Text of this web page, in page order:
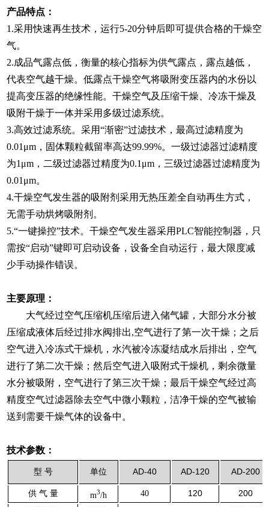
产品特点：
1.采用快速再生技术，运行5-20分钟后即可提供合格的干燥空
气。
2.成品气露点低，衡量的核心指标为供气露点，露点越低，
代表空气越干燥。低露点干燥空气将吸附变压器内的水份以
提高变压器的绝缘性能。干燥空气及压缩干燥、冷冻干燥及
吸附干燥于一体并采用多级过滤系统。
3.高效过滤系统。采用“渐密”过滤技术，最高过滤精度为
0.01μm，固体颗粒截留率高达99.99%。一级过滤器过滤精度
为1μm，二级过滤器过精度为0.1μm，三级过滤器过滤精度为
0.01μm。
4.干燥空气发生器的吸附剂采用无热压差全自动再生方式，
无需手动烘烤吸附剂。
5.“一键操控”技术。干燥空气发生器采用PLC智能控制器，只
需按“启动”键即可启动设备，设备全自动运行，最大限度减
少手动操作错误。
主要原理：
大气经过空气压缩机压缩后进入储气罐，大部分水分被
压缩成液体后经过排水阀排出,空气进行了第一次干燥；之后
空气进入冷冻式干燥机，水汽被冷冻凝结成水后排出，空气
进行了第二次干燥；然后空气进入吸附式干燥机，剩余微量
水分被吸附，空气进行了第三次干燥；最后干燥空气经过高
精度空气过滤器除去空气中微小颗粒，洁净干燥的空气被输
送到需要干燥气体的设备中。
技术参数：
型 号 单位 AD-40 AD-120 AD-200
供 气 量 m3/h 40 120
200